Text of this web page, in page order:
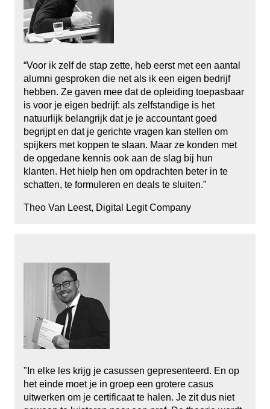
“Voor ik zelf de stap zette, heb eerst met een aantal
alumni gesproken die net als ik een eigen bedrijf
hebben. Ze gaven mee dat de opleiding toepasbaar
is voor je eigen bedrijf: als zelfstandige is het
natuurlijk belangrijk dat je je accountant goed
begrijpt en dat je gerichte vragen kan stellen om
spijkers met koppen te slaan. Maar ze konden met
de opgedane kennis ook aan de slag bij hun
klanten. Het hielp hen om opdrachten beter in te
schatten, te formuleren en deals te sluiten.”
Theo Van Leest, Digital Legit Company
"In elke les krijg je casussen gepresenteerd. En op
het einde moet je in groep een grotere casus
uitwerken om je certificaat te halen. Je zit dus niet